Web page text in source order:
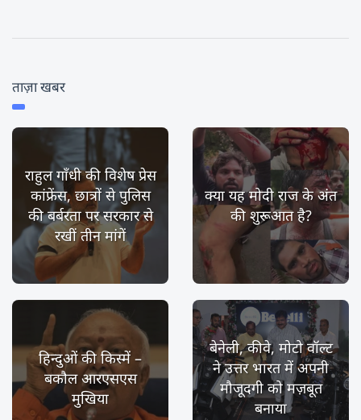
ताज़ा खबर
राहुल गाँधी की विशेष प्रेस
कांफ्रेंस, छात्रों से पुलिस
की बर्बरता पर सरकार से
रखीं तीन मांगें
क्या यह मोदी राज के अंत
की शुरूआत है?
हिन्दुओं की किस्में –
बकौल आरएसएस
मुखिया
बेनेली, कीवे, मोटो वॉल्ट
ने उत्तर भारत में अपनी
मौजूदगी को मज़बूत
बनाया